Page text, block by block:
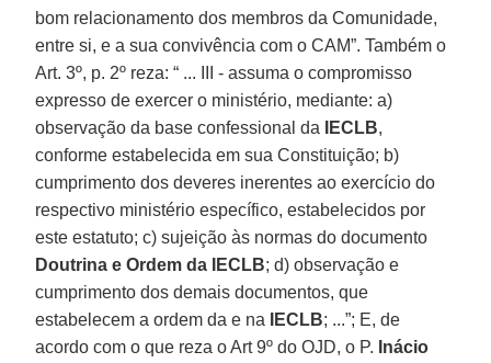
bom relacionamento dos membros da Comunidade,
entre si, e a sua convivência com o CAM”. Também o
Art. 3º, p. 2º reza: “ ... III - assuma o compromisso
expresso de exercer o ministério, mediante: a)
observação da base confessional da
IECLB,
conforme estabelecida em sua Constituição; b)
cumprimento dos deveres inerentes ao exercício do
respectivo ministério específico, estabelecidos por
este estatuto; c) sujeição às normas do documento
Doutrina e Ordem da IECLB; d) observação e
cumprimento dos demais documentos, que
estabelecem a ordem da e na
IECLB; ...”; E, de
acordo com o que reza o Art 9º do OJD, o P. Inácio